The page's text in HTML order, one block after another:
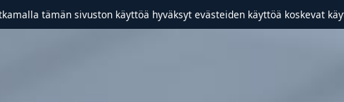
tämän sivuston käyttöä hyväksyt evästeiden käyttöä koskevat